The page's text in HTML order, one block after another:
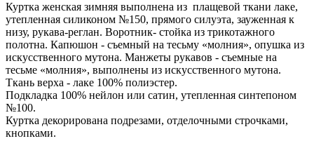
Куртка женская зимняя выполнена из плащевой ткани лаке,
утепленная силиконом №150, прямого силуэта, зауженная к
низу, рукава-реглан. Воротник- стойка из трикотажного
полотна. Капюшон - съемный на тесьму «молния», опушка из
искусственного мутона. Манжеты рукавов - съемные на
тесьме «молния», выполнены из искусственного мутона.
Ткань верха - лаке 100% полиэстер.
Подкладка 100% нейлон или сатин, утепленная синтепоном
№100.
Куртка декорирована подрезами, отделочными строчками,
кнопками.